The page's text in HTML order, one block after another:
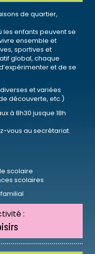
de quartier,
les enfants peuvent se
ensemble et
sportives et
global, chaque
et de se
et variées
découverte, etc.)
à 8h30 jusque 18h
vous au secrétariat.
scolaire
scolaires
: